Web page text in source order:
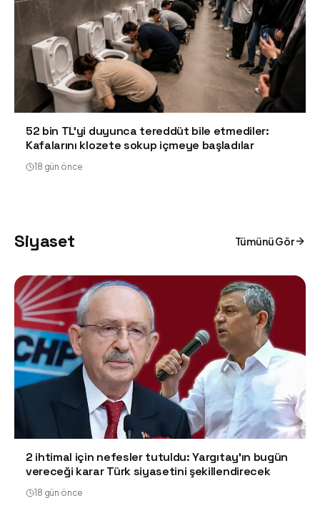
52 bin TL'yi duyunca tereddüt bile etmediler:
Kafalarını klozete sokup içmeye başladılar
18 gün önce
Siyaset Tümünü Gör
2 ihtimal için nefesler tutuldu: Yargıtay'ın bugün
vereceği karar Türk siyasetini şekillendirecek
18 gün önce